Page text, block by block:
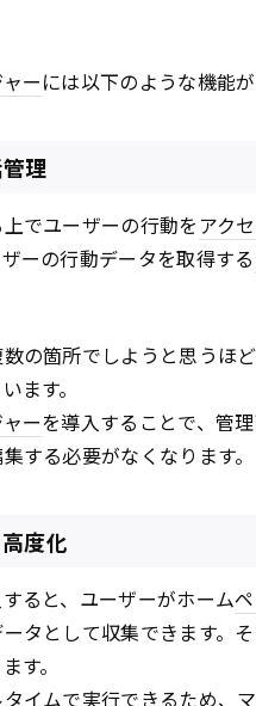
ーには以下のような機能が
理
でユーザーの行動をアク
ーの行動データを取得する
の箇所でしようと思うほ
ます。
ーを導入することで、管
する必要がなくなります。
度化
ると、ユーザーがホーム
タとして収集できます。そ
す。
イムで実行できるため、